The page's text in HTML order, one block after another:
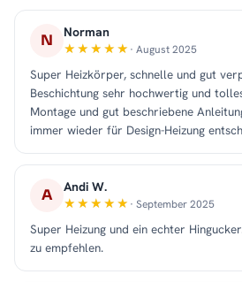
N Norman
· August 2025
Super Heizkörper, schnelle und gut
Beschichtung sehr hochwertig und
Montage und gut beschriebene
immer wieder für Design-Heizung
A Andi W.
· September 2025
Super Heizung und ein echter
zu empfehlen.